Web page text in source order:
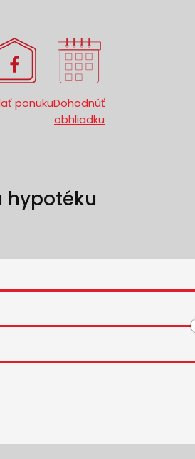
ponukuDohodnúť
obhliadku
hypotéku